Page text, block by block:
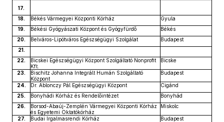
17.
18.
Békés Vármegyei Központi Kórház
Gyula
19.
Békési Gyógyászati Központ és Gyógyfürdő
Békés
20.
Belváros-Lipótváros Egészségügyi Szolgálat
Budapest
21.
22.
Bicskei Egészségügyi Központ Szolgáltató Nonprofit
Kft.
Bicske
23.
Bischitz Johanna Integrált Humán Szolgáltató
Központ
Budapest
24. Dr. Ablonczy Pál Egészségügyi Központ
Cigánd
25.
Bonyhádi Kórház és Rendelőintézet
Bonyhád
26.
Borsod-Abaúj-Zemplén Vármegyei Központi Kórház
és Egyetemi Oktatókórház
Miskolc
27. Budai Irgalmasrendi Kórház
Budapest